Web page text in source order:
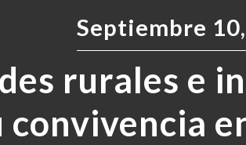
Septiembre
rurales e
convivencia